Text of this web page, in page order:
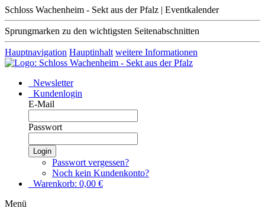
Schloss Wachenheim - Sekt aus der Pfalz | Eventkalender
Sprungmarken zu den wichtigsten Seitenabschnitten
Hauptnavigation Hauptinhalt weitere Informationen
Newsletter
Kundenlogin
E-Mail
Passwort
Login
Passwort vergessen?
Noch kein Kundenkonto?
Warenkorb: 0,00 €
Menü